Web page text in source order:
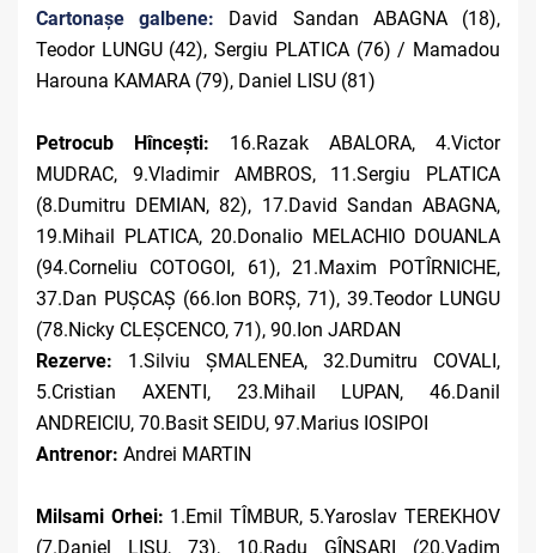
Cartonașe galbene: David Sandan ABAGNA (18),
Teodor LUNGU (42), Sergiu PLATICA (76) / Mamadou
Harouna KAMARA (79), Daniel LISU (81)
Petrocub Hîncești: 16.Razak ABALORA, 4.Victor
MUDRAC, 9.Vladimir AMBROS, 11.Sergiu PLATICA
(8.Dumitru DEMIAN, 82), 17.David Sandan ABAGNA,
19.Mihail PLATICA, 20.Donalio MELACHIO DOUANLA
(94.Corneliu COTOGOI, 61), 21.Maxim POTÎRNICHE,
37.Dan PUȘCAȘ (66.Ion BORȘ, 71), 39.Teodor LUNGU
(78.Nicky CLEȘCENCO, 71), 90.Ion JARDAN
Rezerve: 1.Silviu ȘMALENEA,
32.Dumitru COVALI,
5.Cristian AXENTI, 23.Mihail LUPAN, 46.Danil
ANDREICIU, 70.Basit SEIDU, 97.Marius IOSIPOI
Antrenor: Andrei MARTIN
Milsami Orhei: 1.Emil TÎMBUR, 5.Yaroslav TEREKHOV
(7.Daniel LISU, 73), 10.Radu GÎNSARI (20.Vadim